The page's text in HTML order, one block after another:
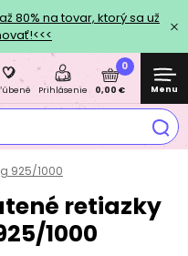
80% na tovar, ktorý sa už
Prihlásenie
0
0,00 € Menu
925/1000
retiazky
1000